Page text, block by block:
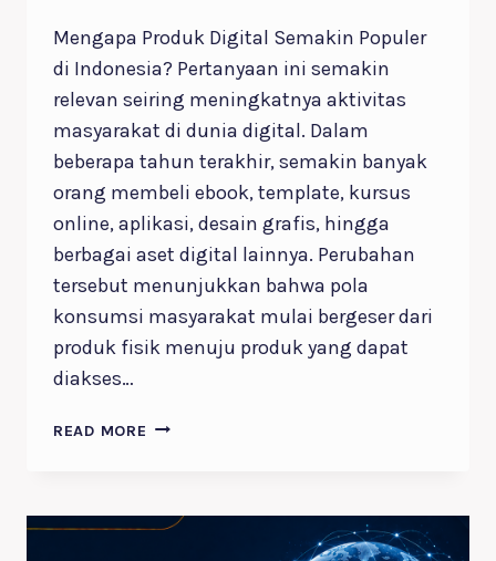
Mengapa Produk Digital Semakin Populer
di Indonesia? Pertanyaan ini semakin
relevan seiring meningkatnya aktivitas
masyarakat di dunia digital. Dalam
beberapa tahun terakhir, semakin banyak
orang membeli ebook, template, kursus
online, aplikasi, desain grafis, hingga
berbagai aset digital lainnya. Perubahan
tersebut menunjukkan bahwa pola
konsumsi masyarakat mulai bergeser dari
produk fisik menuju produk yang dapat
diakses…
READ MORE 7
DIGITAL